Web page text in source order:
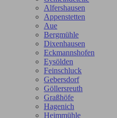
Alfershausen
Appenstetten
Aue
Bergmühle
Dixenhausen
Eckmannshofen
Eysölden
Feinschluck
Gebersdorf
Göllersreuth
Graßhöfe
Hagenich
Heimmühle